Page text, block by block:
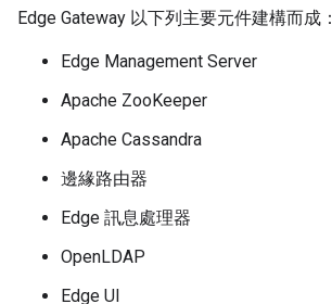
Edge Gateway 以下列主要元件建構而成：
Edge Management Server
Apache ZooKeeper
Apache Cassandra
邊緣路由器
Edge 訊息處理器
OpenLDAP
Edge UI